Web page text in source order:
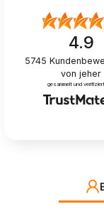
4.9
5745
von jeher
gesammelt und